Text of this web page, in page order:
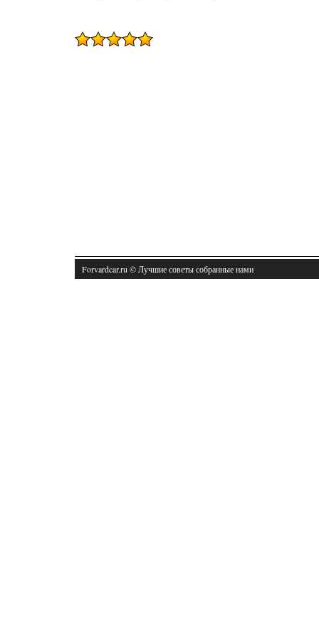
Forvardcar.ru © Лучшие советы собранные нами